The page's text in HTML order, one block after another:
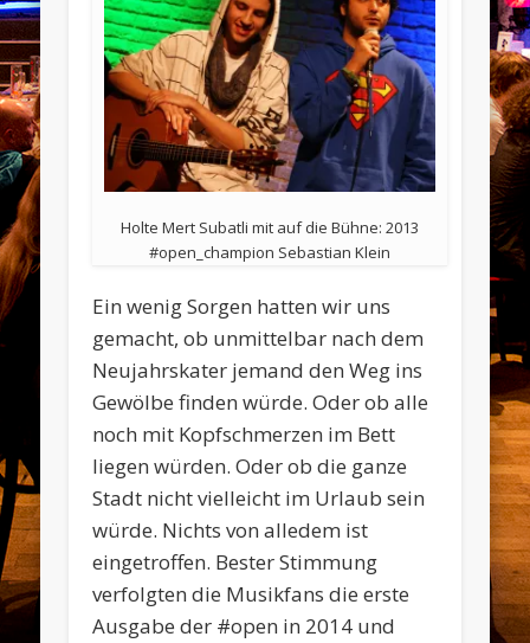
Holte Mert Subatli mit auf die Bühne: 2013
#open_champion Sebastian Klein
Ein wenig Sorgen hatten wir uns
gemacht, ob unmittelbar nach dem
Neujahrskater jemand den Weg ins
Gewölbe finden würde. Oder ob alle
noch mit Kopfschmerzen im Bett
liegen würden. Oder ob die ganze
Stadt nicht vielleicht im Urlaub sein
würde. Nichts von alledem ist
eingetroffen. Bester Stimmung
verfolgten die Musikfans die erste
Ausgabe der #open in 2014 und